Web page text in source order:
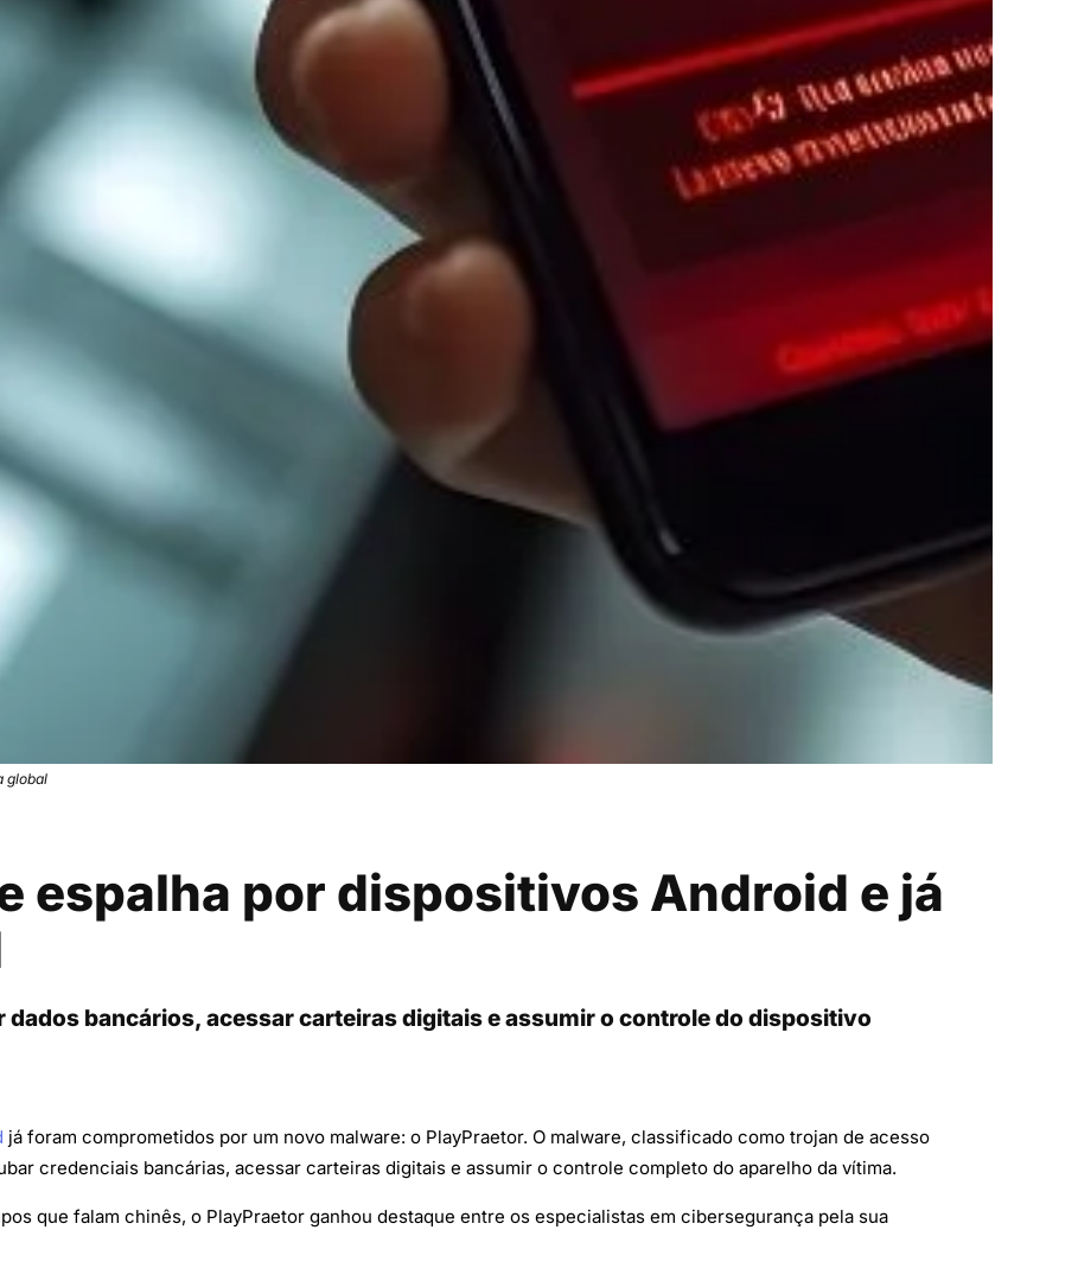
global
espalha por dispositivos Android e já
dados bancários, acessar carteiras digitais e assumir o controle do dispositivo
já foram comprometidos por um novo malware: o PlayPraetor. O malware, classificado como trojan de acesso
credenciais bancárias, acessar carteiras digitais e assumir o controle completo do aparelho da vítima.
que falam chinês, o PlayPraetor ganhou destaque entre os especialistas em cibersegurança pela sua